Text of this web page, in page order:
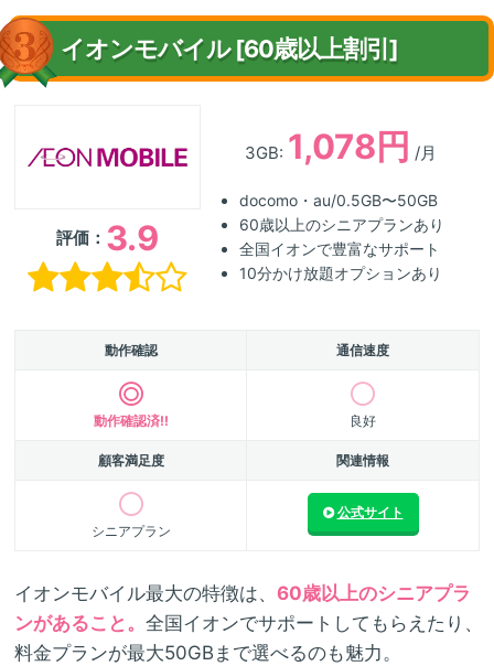
イオンモバイル [60歳以上割引]
評価： 3.9
3GB: 1,078円 /月
docomo・au/0.5GB〜50GB
60歳以上のシニアプランあり
全国イオンで豊富なサポート
10分かけ放題オプションあり
動作確認 通信速度
動作確認済!! 良好
顧客満足度 関連情報
シニアプラン
公式サイト
イオンモバイル最大の特徴は、 60歳以上のシニアプラ
ンがあること。 全国イオンでサポートしてもらえたり、
料金プランが最大50GBまで選べるのも魅力。